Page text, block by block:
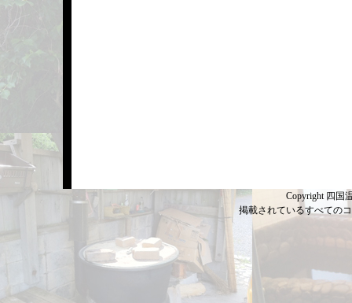
Copyright 四国
掲載されているすべての